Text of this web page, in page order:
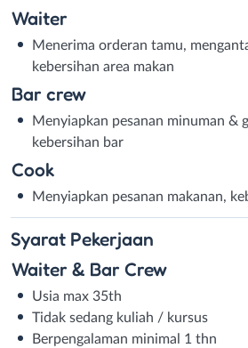
Waiter
Menerima orderan tamu,
kebersihan area makan
Bar crew
Menyiapkan pesanan minuman &
kebersihan bar
Cook
Menyiapkan pesanan makanan,
Syarat Pekerjaan
Waiter & Bar Crew
Usia max 35th
Tidak sedang kuliah / kursus
Berpengalaman minimal 1 thn